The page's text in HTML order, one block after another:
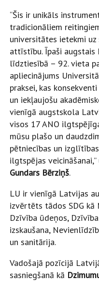
“Šis ir unikāls
tradicionāliem
universitātes ietekmi
attīstību. Īpaši augstais
līdztiesībā – 92. vieta
apliecinājums
praksei, kas
un iekļaujošu
vienīgā augstskola
visos 17 ANO
mūsu plašo un
pētniecības un
ilgtspējas veicināšanai,”
Gundars Bērziņš.
LU ir vienīgā Latvijas
izvērtēts tādos SDG kā
Dzīvība ūdeņos,
izskaušana,
un sanitārija.
Vadošajā pozīcijā
sasniegšanā kā